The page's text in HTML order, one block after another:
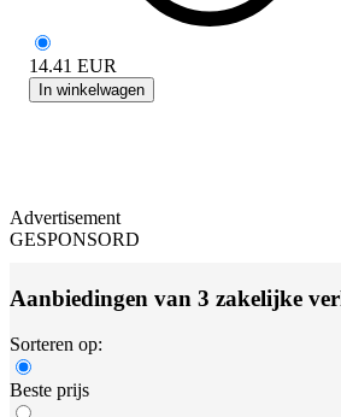
14.41 EUR
In winkelwagen
Advertisement
GESPONSORD
Aanbiedingen van 3 zakelijke
Sorteren op:
Beste prijs